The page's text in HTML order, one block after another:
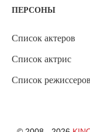
ПЕРСОНЫ
Список актеров
Список актрис
Список режиссеров